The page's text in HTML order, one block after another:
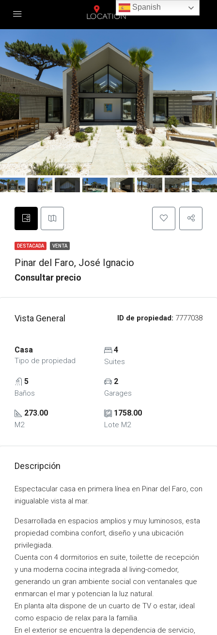
DESTACADA VENTA
Pinar del Faro, José Ignacio
Consultar precio
Vista General ID de propiedad: 7777038
Casa
Tipo de propiedad
4
Suites
5
Baños
2
Garages
273.00
M2
1758.00
Lote M2
Descripción
Espectacular casa en primera línea en Pinar del Faro, con
inigualable vista al mar.
Desarrollada en espacios amplios y muy luminosos, esta
propiedad combina confort, diseño y una ubicación
privilegiada.
Cuenta con 4 dormitorios en suite, toilette de recepción
y una moderna cocina integrada al living-comedor,
generando un gran ambiente social con ventanales que
enmarcan el mar y potencian la luz natural.
En planta alta dispone de un cuarto de TV o estar, ideal
como espacio de relax para la familia.
En el exterior se encuentra la dependencia de servicio,
Spanish